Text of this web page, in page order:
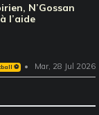
N’Gossan
l’aide
⚽️ Mar, 28 Jul 2026